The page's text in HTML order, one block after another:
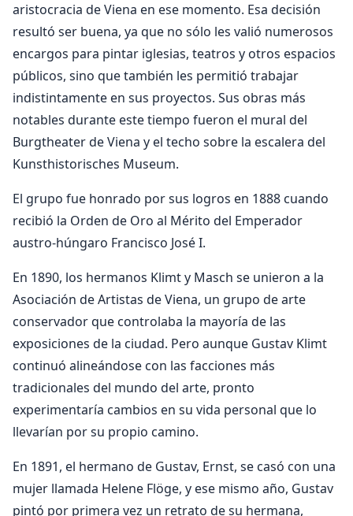
aristocracia de Viena en ese momento. Esa decisión
resultó ser buena, ya que no sólo les valió numerosos
encargos para pintar iglesias, teatros y otros espacios
públicos, sino que también les permitió trabajar
indistintamente en sus proyectos. Sus obras más
notables durante este tiempo fueron el mural del
Burgtheater de Viena y el techo sobre la escalera del
Kunsthistorisches Museum.
El grupo fue honrado por sus logros en 1888 cuando
recibió la Orden de Oro al Mérito del Emperador
austro-húngaro Francisco José I.
En 1890, los hermanos Klimt y Masch se unieron a la
Asociación de Artistas de Viena, un grupo de arte
conservador que controlaba la mayoría de las
exposiciones de la ciudad. Pero aunque Gustav Klimt
continuó alineándose con las facciones más
tradicionales del mundo del arte, pronto
experimentaría cambios en su vida personal que lo
llevarían por su propio camino.
En 1891, el hermano de Gustav, Ernst, se casó con una
mujer llamada Helene Flöge, y ese mismo año, Gustav
pintó por primera vez un retrato de su hermana,